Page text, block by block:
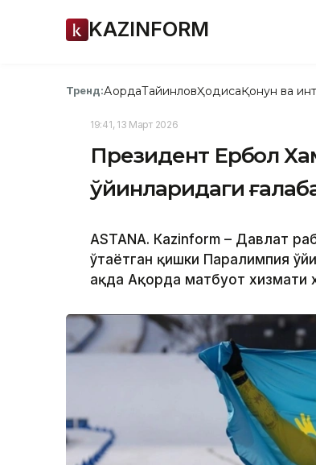
KAZINFORM
Тренд:АқордаТайинловҲодисаҚонун ва
19:41, 13 Март 2026
Президент Ербол
ўйинларидаги
ASTANА. Кazinform – Давлат
ўтаётган қишки Паралимпия
ҳақда Ақорда матбуот хизмати